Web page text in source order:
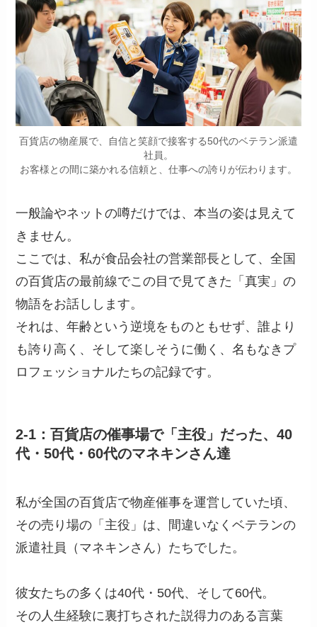
百貨店の物産展で、自信と笑顔で接客する50代のベテラン派遣
社員。
お客様との間に築かれる信頼と、仕事への誇りが伝わります。
一般論やネットの噂だけでは、本当の姿は見えて
きません。
ここでは、私が食品会社の営業部長として、全国
の百貨店の最前線でこの目で見てきた「真実」の
物語をお話しします。
それは、年齢という逆境をものともせず、誰より
も誇り高く、そして楽しそうに働く、名もなきプ
ロフェッショナルたちの記録です。
2-1：百貨店の催事場で「主役」だった、40
代・50代・60代のマネキンさん達
私が全国の百貨店で物産催事を運営していた頃、
その売り場の「主役」は、間違いなくベテランの
派遣社員（マネキンさん）たちでした。
彼女たちの多くは40代・50代、そして60代。
その人生経験に裏打ちされた説得力のある言葉